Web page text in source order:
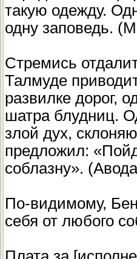
такую одежду.
одну заповедь.
Стремись
Талмуде
развилке дорог,
шатра блудниц.
злой дух,
предложил:
соблазну».
По-видимому,
себя от любого